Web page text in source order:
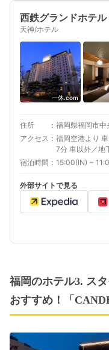
西鉄グランドホテル
天神/ホテル
一休.com
住所
福岡県福岡市
アクセス
福岡空港より
7分 車以外／地
より徒歩約1分
時、滞在中は入
用可、翌12時
ざいません。※
は事前にご連絡
宿泊時間 15:00(IN) ~
外部サイトで見る
福岡のホテル3. ス
おすすめ！「